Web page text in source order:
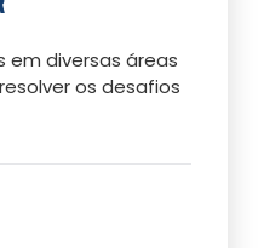
em diversas áreas
os desafios